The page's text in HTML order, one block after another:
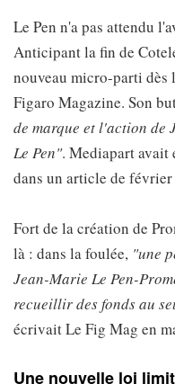
Le Pen n'a pas attendu
Anticipant la fin de
nouveau micro-parti dès
Figaro Magazine. Son
de marque et l'action de
Le Pen". Mediapart avait
dans un article de
Fort de la création de
là : dans la foulée, "une
Jean-Marie Le Pen-
recueillir des fonds au
écrivait Le Fig Mag en
Une nouvelle loi